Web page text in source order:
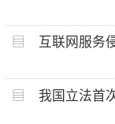
互联网服务
我国立法首